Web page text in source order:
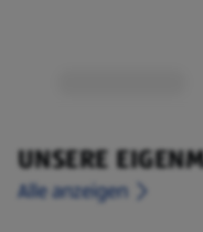
UNSERE
Alle anzeigen